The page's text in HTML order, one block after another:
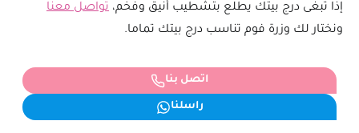
إذا تبغى درج بيتك يطلع بتشطيب أنيق وفخم، تواصل معنا
ونختار لك وزرة فوم تناسب درج بيتك تماما.
اتصل بنا
راسلنا